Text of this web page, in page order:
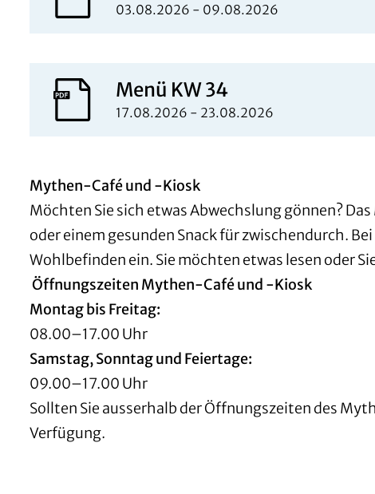
03.08.2026 - 09.08.2026
Menü KW 34
17.08.2026 - 23.08.2026
Mythen-Café und -Kiosk
Möchten Sie sich etwas Abwechslung gönnen?
oder einem gesunden Snack für zwischendurch.
Wohlbefinden ein. Sie möchten etwas lesen oder
Öffnungszeiten Mythen-Café und -Kiosk
Montag bis Freitag:
08.00–17.00 Uhr
Samstag, Sonntag und Feiertage:
09.00–17.00 Uhr
Sollten Sie ausserhalb der Öffnungszeiten des
Verfügung.